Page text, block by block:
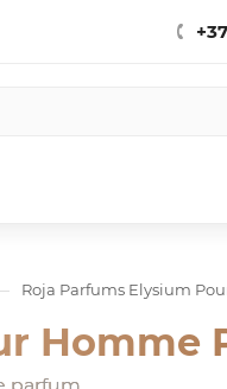
Roja Parfums Elysium
Homme